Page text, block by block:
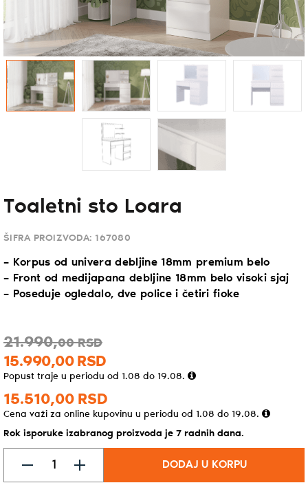
Toaletni sto Loara
ŠIFRA PROIZVODA: 167080
– Korpus od univera debljine 18mm premium belo
– Front od medijapana debljine 18mm belo visoki sjaj
– Poseduje ogledalo, dve police i četiri fioke
21.990,00 RSD
15.990,00 RSD
Popust traje u periodu od 1.08 do 19.08.
15.510,00 RSD
Cena važi za online kupovinu u periodu od 1.08 do 19.08.
Rok isporuke izabranog proizvoda je 7 radnih dana.
DODAJ U KORPU